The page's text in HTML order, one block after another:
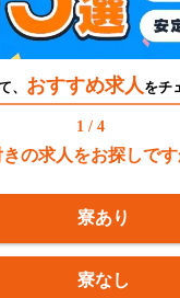
、 おすすめ求人 をチ
1 / 4
の求人をお探しです
寮あり
寮なし